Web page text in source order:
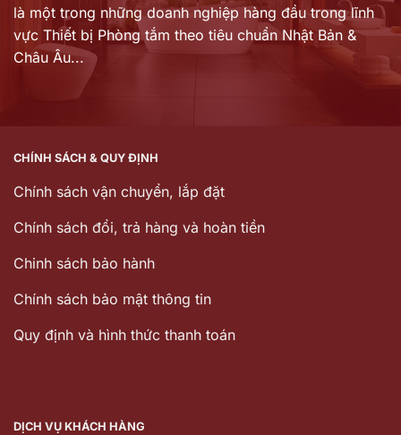
là một trong những doanh nghiệp hàng đầu trong lĩnh
vực Thiết bị Phòng tắm theo tiêu chuẩn Nhật Bản &
Châu Âu...
CHÍNH SÁCH & QUY ĐỊNH
Chính sách vận chuyển, lắp đặt
Chính sách đổi, trả hàng và hoàn tiền
Chinh sách bảo hành
Chính sách bảo mật thông tin
Quy định và hình thức thanh toán
DỊCH VỤ KHÁCH HÀNG